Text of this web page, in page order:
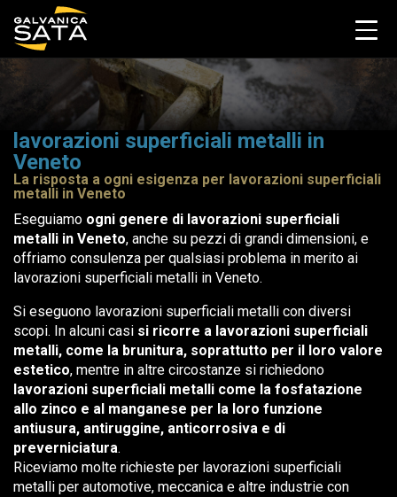
lavorazioni superficiali metalli in
Veneto
La risposta a ogni esigenza per lavorazioni superficiali
metalli in Veneto
Eseguiamo ogni genere di lavorazioni superficiali
metalli in Veneto, anche su pezzi di grandi dimensioni, e
offriamo consulenza per qualsiasi problema in merito ai
lavorazioni superficiali metalli in Veneto.
Si eseguono lavorazioni superficiali metalli con diversi
scopi. In alcuni casi si ricorre a lavorazioni superficiali
metalli, come la brunitura, soprattutto per il loro valore
estetico, mentre in altre circostanze si richiedono
lavorazioni superficiali metalli come la fosfatazione
allo zinco e al manganese per la loro funzione
antiusura, antiruggine, anticorrosiva e di
preverniciatura.
Riceviamo molte richieste per lavorazioni superficiali
metalli per automotive, meccanica e altre industrie con